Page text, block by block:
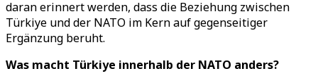
daran erinnert werden, dass die Beziehung zwischen
Türkiye und der NATO im Kern auf gegenseitiger
Ergänzung beruht.
Was macht Türkiye innerhalb der NATO anders?